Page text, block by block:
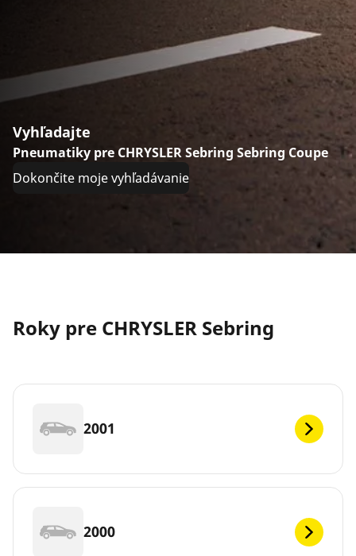
Vyhľadajte
Pneumatiky pre CHRYSLER Sebring Sebring Coupe
Dokončite moje vyhľadávanie
Roky pre CHRYSLER Sebring
2001
2000